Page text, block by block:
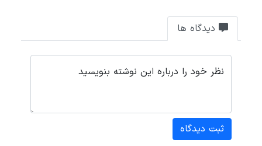
دیدگاه ها
نظر خود را درباره این نوشته بنویسید
ثبت دیدگاه